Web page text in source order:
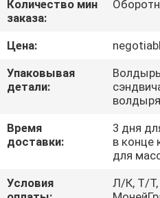
КОНТРОЛЬ
КАЧЕСТВА
СВЯЖИТЕСЬ
НАМИ
НОВОСТИ
Количество мин
заказа:
Цена:
Упаковывая
детали:
Время
доставки:
3 дня
в конце
для
Условия
Л/К, Т/Т,